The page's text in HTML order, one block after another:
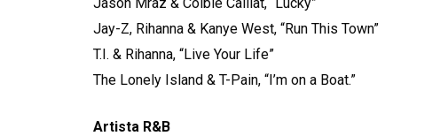
Jay-Z, Rihanna & Kanye West, “Run This Town”
T.I. & Rihanna, “Live Your Life”
The Lonely Island & T-Pain, “I’m on a Boat.”
Artista R&B